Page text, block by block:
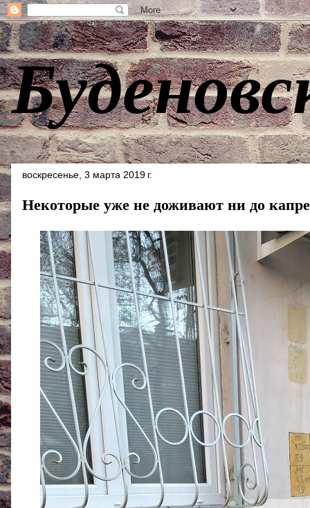
воскресенье, 3 марта 2019 г.
Некоторые уже не доживают ни до